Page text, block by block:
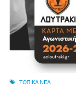
ΤΟΠΙΚΑ ΝΕΑ